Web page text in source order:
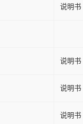
说明书
说明书
说明书
说明书